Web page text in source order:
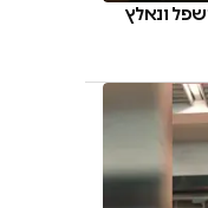
ונאלץ